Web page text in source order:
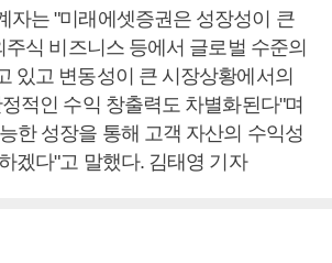
자는 "미래에셋증권은 성장성이 큰
식 비즈니스 등에서 글로벌 수준의
있고 변동성이 큰 시장상황에서의
적인 수익 창출력도 차별화된다"며
한 성장을 통해 고객 자산의 수익성
겠다"고 말했다. 김태영 기자